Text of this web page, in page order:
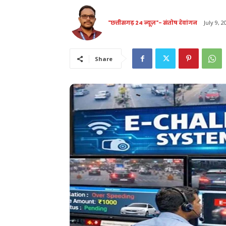
"छत्तीसगढ़ 24 न्यूज़"- संतोष देवांगन July 9,
Share